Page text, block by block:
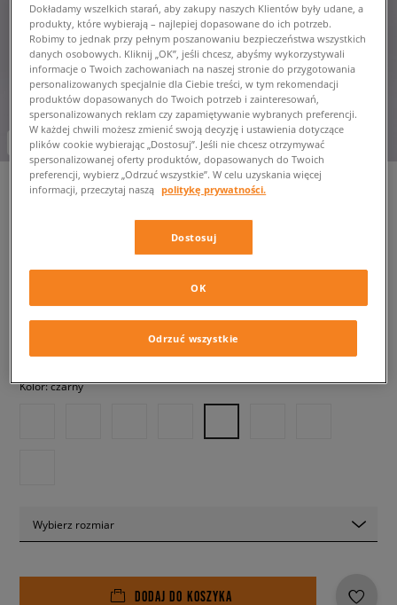
-10% za min. 350 zł kod: LUCK
399,99 zł z VAT
SIZEERCLUB
Kolor:czarny
Wybierz rozmiar
DODAJ DO KOSZYKA
Dokładamy wszelkich starań, aby zakupy naszych Klientów były udane, a
produkty, które wybierają – najlepiej dopasowane do ich potrzeb.
Robimy to jednak przy pełnym poszanowaniu bezpieczeństwa wszystkich
danych osobowych. Kliknij „OK”, jeśli chcesz, abyśmy wykorzystywali
informacje o Twoich zachowaniach na naszej stronie do przygotowania
personalizowanych specjalnie dla Ciebie treści, w tym rekomendacji
produktów dopasowanych do Twoich potrzeb i zainteresowań,
spersonalizowanych reklam czy zapamiętywanie wybranych preferencji.
W każdej chwili możesz zmienić swoją decyzję i ustawienia dotyczące
plików cookie wybierając „Dostosuj”. Jeśli nie chcesz otrzymywać
spersonalizowanej oferty produktów, dopasowanych do Twoich
preferencji, wybierz „Odrzuć wszystkie”. W celu uzyskania więcej
informacji, przeczytaj naszą politykę prywatności.
Dostosuj
Odrzuć wszystkie
OK